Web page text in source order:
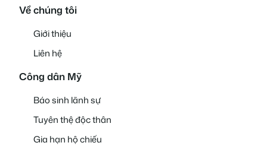
Về chúng tôi
Giới thiệu
Liên hệ
Công dân Mỹ
Báo sinh lãnh sự
Tuyên thệ độc thân
Gia hạn hộ chiếu